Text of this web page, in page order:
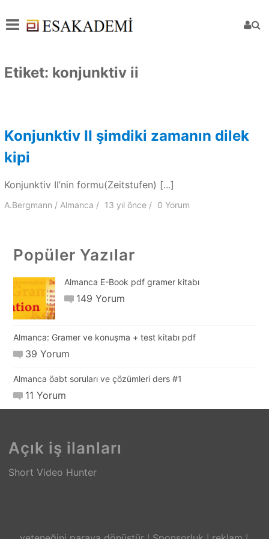
Etiket: konjunktiv ii
Konjunktiv II şimdiki zamanın dilek
kipi
Konjunktiv II’nin formu(Zeitstufen) [...]
A.Bergmann Almanca 13 yılönce 0 Yorum
Popüler Yazılar
Almanca E-Book pdf gramer kitabı
149 Yorum
Almanca: Gramer ve konuşma + test kitabı pdf
39 Yorum
Almanca öabt soruları ve çözümleri ders #1
11 Yorum
Açık iş ilanları
Short Video Hunter